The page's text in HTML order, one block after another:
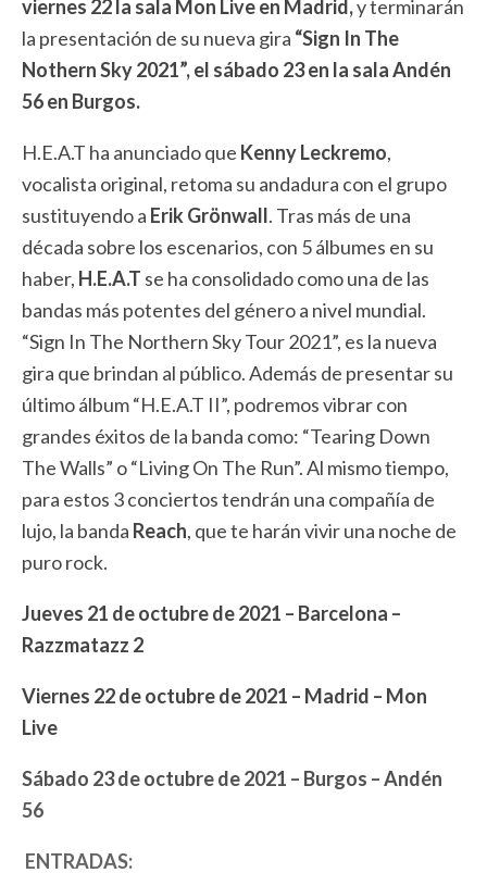
viernes 22 la sala Mon Live en Madrid,y terminarán
la presentación de su nueva gira “Sign In The
Nothern Sky 2021”, el sábado 23 en la sala Andén
56 en Burgos.
H.E.A.T ha anunciado que Kenny Leckremo,
vocalista original, retoma su andadura con el grupo
sustituyendo a Erik Grönwall. Tras más de una
década sobre los escenarios, con 5 álbumes en su
haber, H.E.A.T se ha consolidado como una de las
bandas más potentes del género a nivel mundial.
“Sign In The Northern Sky Tour 2021”, es la nueva
gira que brindan al público. Además de presentar su
último álbum “H.E.A.T II”, podremos vibrar con
grandes éxitos de la banda como: “Tearing Down
The Walls” o “Living On The Run”. Al mismo tiempo,
para estos 3 conciertos tendrán una compañía de
lujo, la banda Reach, que te harán vivir una noche de
puro rock.
Jueves 21 de octubre de 2021 – Barcelona –
Razzmatazz 2
Viernes 22 de octubre de 2021 – Madrid – Mon
Live
Sábado 23 de octubre de 2021 – Burgos – Andén
56
ENTRADAS: